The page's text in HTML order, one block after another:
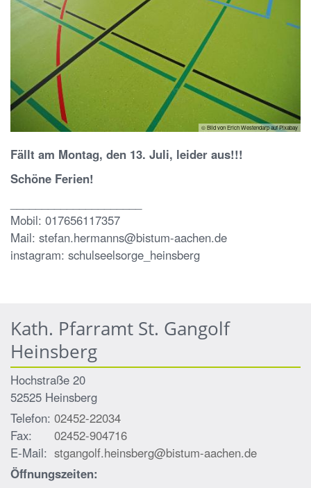
© Bild von Erich Westendarp auf Pixabay
Fällt am Montag, den 13. Juli, leider aus!!!
Schöne Ferien!
Mobil: 017656117357
Mail: stefan.hermanns@bistum-aachen.de
instagram: schulseelsorge_heinsberg
Kath. Pfarramt St. Gangolf
Heinsberg
Hochstraße 20
52525 Heinsberg
Telefon: 02452-22034
Fax:
02452-904716
E-Mail: stgangolf.heinsberg@bistum-aachen.de
Öffnungszeiten: